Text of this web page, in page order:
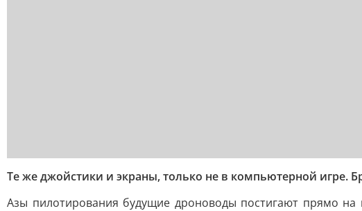
Те же джойстики и экраны, только не в компьютерной игре.
Азы пилотирования будущие дроноводы постигают прямо на